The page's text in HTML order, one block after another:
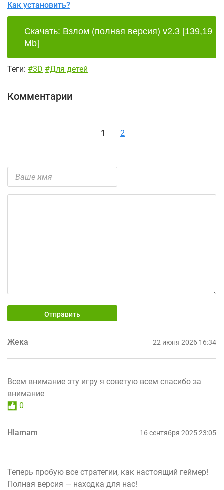
Как установить?
Скачать: Взлом (полная версия) v2.3 [139,19
Mb]
Теги: #3D #Для детей
Комментарии
1 2
Отправить
Жека 22 июня 2026 16:34
Всем внимание эту игру я советую всем спасибо за
внимание
0
Hlamam 16 сентября 2025 23:05
Теперь пробую все стратегии, как настоящий геймер!
Полная версия — находка для нас!